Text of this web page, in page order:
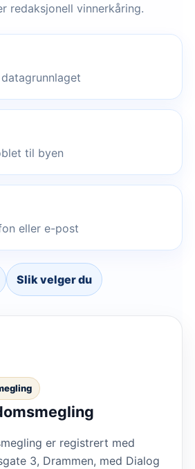
redaksjonell vinnerkåring.
til byen
eller e-post
Slik velger du
er registrert med
3, Drammen, med Dialog